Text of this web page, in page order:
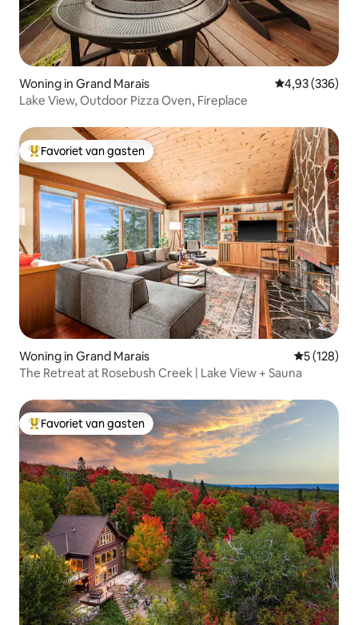
Woning in Grand Marais Gemiddelde
4,93 (336)
Lake View, Outdoor Pizza Oven, Fireplace
Topfavoriet van gasten
Favoriet van gasten
Woning in Grand Marais
5 (128)
The Retreat at Rosebush Creek | Lake View + Sauna
Topfavoriet van gasten
Favoriet van gasten